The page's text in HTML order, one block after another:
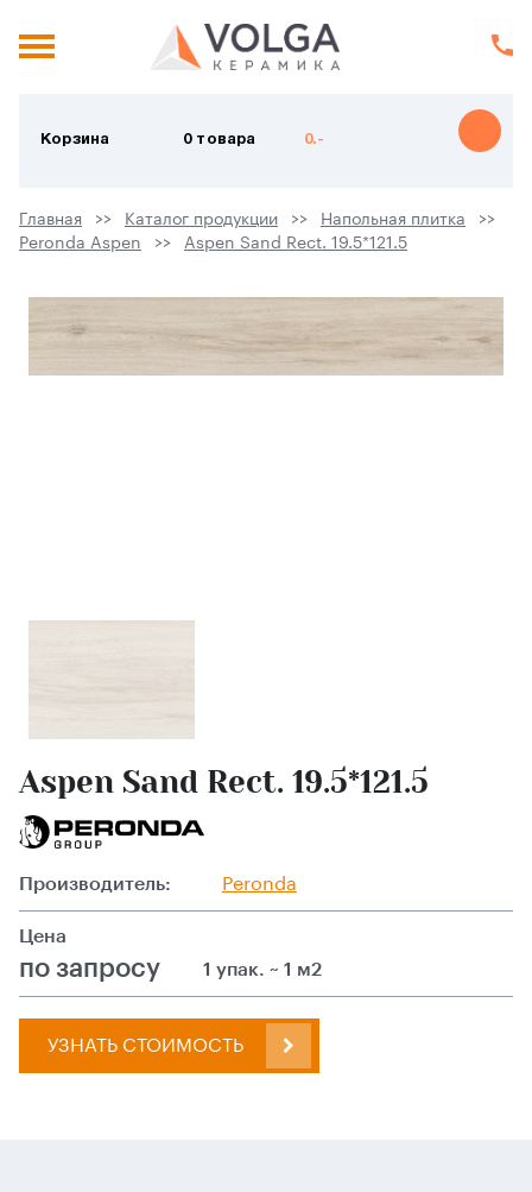
Корзина 0 товара 0.-
Главная Каталог продукции
Напольная плитка
Peronda Aspen
Aspen Sand Rect. 19.5*121.5
Aspen Sand Rect. 19.5*121.5
Производитель: Peronda
Цена
по запросу 1 упак. ~ 1 м2
УЗНАТЬ СТОИМОСТЬ